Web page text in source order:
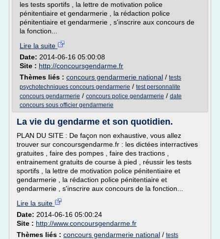
les tests sportifs , la lettre de motivation police
pénitentiaire et gendarmerie , la rédaction police
pénitentiaire et gendarmerie , s'inscrire aux concours de
la fonction...
Lire la suite
Date: 2014-06-16 05:00:08
Site : http://concoursgendarme.fr
Thèmes liés : concours gendarmerie national / tests
psychotechniques concours gendarmerie / test personnalite
concours gendarmerie / concours police gendarmerie / date
concours sous officier gendarmerie
La vie du gendarme et son quotidien.
PLAN DU SITE : De façon non exhaustive, vous allez
trouver sur concoursgendarme.fr : les dictées interractives
gratuites , faire des pompes , faire des tractions ,
entrainement gratuits de course à pied , réussir les tests
sportifs , la lettre de motivation police pénitentiaire et
gendarmerie , la rédaction police pénitentiaire et
gendarmerie , s'inscrire aux concours de la fonction...
Lire la suite
Date: 2014-06-16 05:00:24
Site : http://www.concoursgendarme.fr
Thèmes liés : concours gendarmerie national / tests